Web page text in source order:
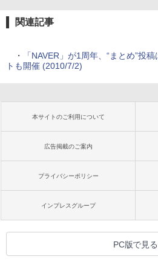
関連記事
・
「NAVER」が1周年、“まとめ”投
トも開催 (2010/7/2)
本サイトのご利用について
広告掲載のご案内
プライバシーポリシー
インプレスグループ
PC版で見る